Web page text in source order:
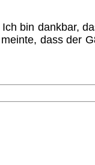
bin dankbar,
dass der